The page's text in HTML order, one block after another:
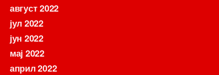
август 2022
јул 2022
јун 2022
мај 2022
април 2022